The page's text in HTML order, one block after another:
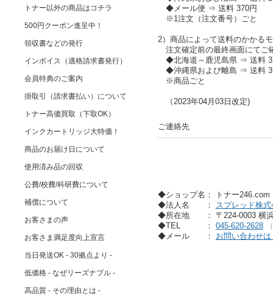
◆メール便 ⇒ 送料 370円
※1注文（注文番号）ごと
2）商品によって送料のかかる
注文確定前の最終画面にてご
◆北海道～鹿児島県 ⇒ 送料
◆沖縄県および離島 ⇒ 送料
※商品ごと
（2023年04月03日改定)
ご連絡先
◆ショップ名： トナー
◆法人名
：
スプレッド株式
◆所在地
： 〒224-0003 横
◆TEL
： 045-620-2628
（
◆メール
： お問い合わせ
トナー以外の商品はコチラ
500円クーポン進呈中！
領収書などの発行
インボイス（適格請求書発行）
会員特典のご案内
掛取引（請求書払い）について
トナー高価買取（下取OK）
インクカートリッジ大特価！
商品のお届け日について
使用済み品の回収
公費/校費/科研費について
補償について
お客さまの声
お客さま満足度向上宣言
当日発送OK - 30拠点より -
低価格 - なぜリーズナブル -
高品質 - その理由とは -